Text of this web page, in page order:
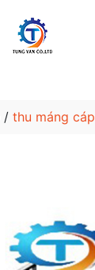
/ thu máng cáp